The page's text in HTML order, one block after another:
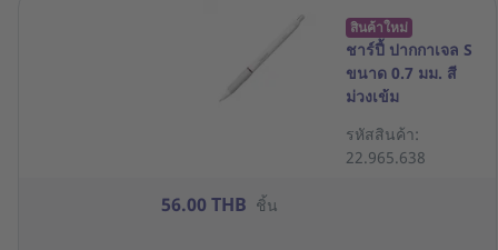
สินค้าใหม่
ชาร์ปี้ ปากกาเจล S
ขนาด 0.7 มม. สี
ม่วงเข้ม
รหัสสินค้า:
22.965.638
56.00 THB ชิ้น